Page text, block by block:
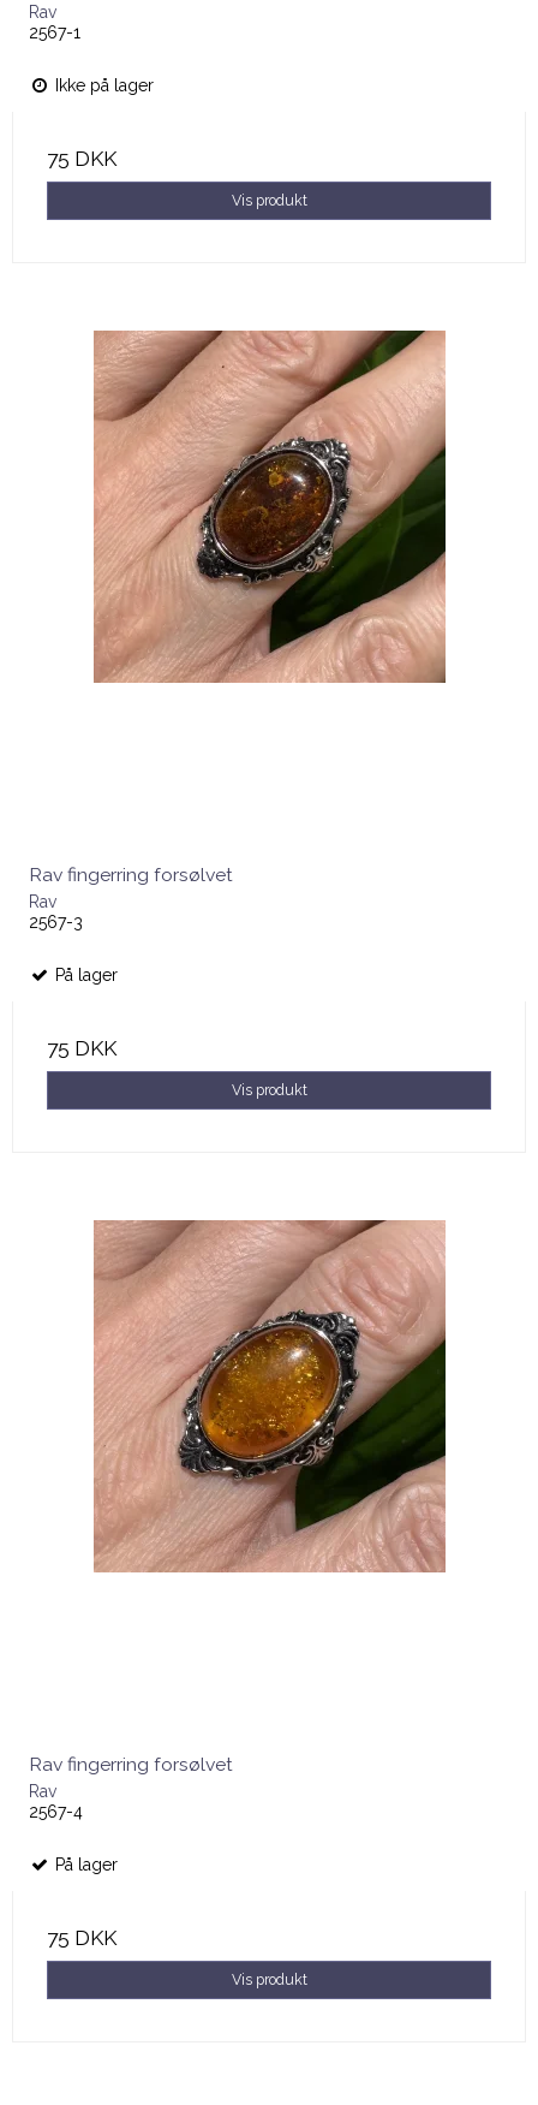
Rav
2567-1
Ikke på lager
75 DKK
Vis produkt
Rav fingerring forsølvet
Rav
2567-3
På lager
75 DKK
Vis produkt
Rav fingerring forsølvet
Rav
2567-4
På lager
75 DKK
Vis produkt